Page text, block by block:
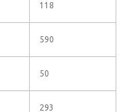
118
590
50
293